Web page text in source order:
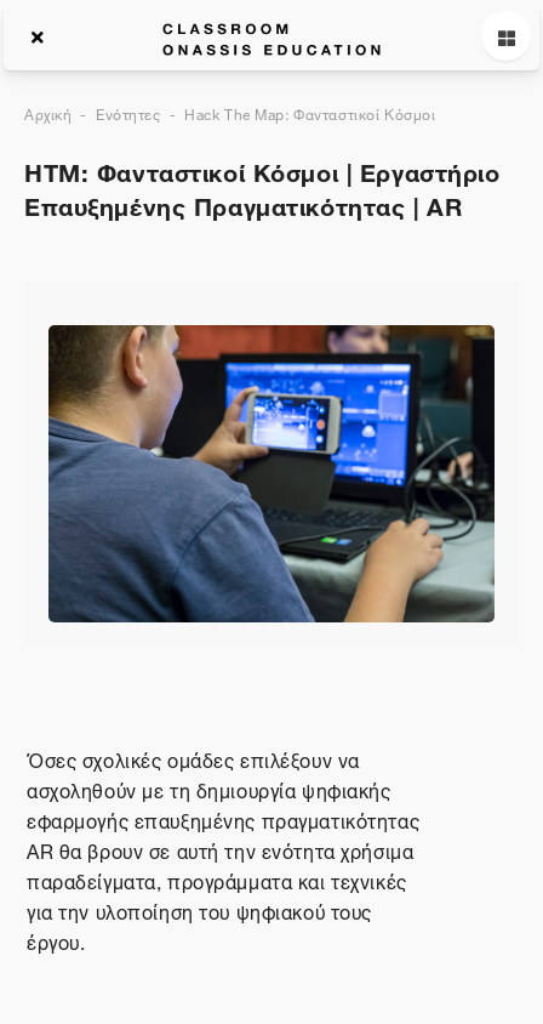
Αρχική Ενότητες Hack The Map: Φανταστικοί Κόσμοι
HTM: Φανταστικοί Κόσμοι | Εργαστήριο
Επαυξημένης Πραγματικότητας | AR
Όσες σχολικές ομάδες επιλέξουν να
ασχοληθούν με τη δημιουργία ψηφιακής
εφαρμογής επαυξημένης πραγματικότητας
AR θα βρουν σε αυτή την ενότητα χρήσιμα
παραδείγματα, προγράμματα και τεχνικές
για την υλοποίηση του ψηφιακού τους
έργου.